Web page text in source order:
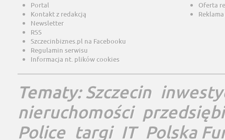
Portal
Kontakt z redakcją
Newsletter
RSS
Szczecinbiznes.pl na Facebooku
Regulamin serwisu
Informacja nt. plików cookies
Oferta
Tematy:Szczecin
nieruchomości
Police targi IT Polska